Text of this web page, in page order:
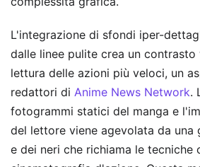
L'integrazione di sfondi iper-
dalle linee pulite crea un
lettura delle azioni più veloci, un
redattori di Anime News Network.
fotogrammi statici del manga e
del lettore viene agevolata da una
e dei neri che richiama le tecniche